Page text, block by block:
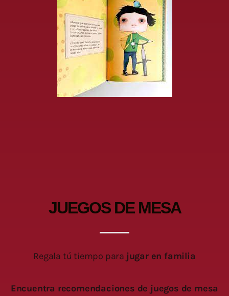
JUEGOS DE MESA
Regala tú tiempo para jugar en familia
Encuentra recomendaciones de juegos de mesa